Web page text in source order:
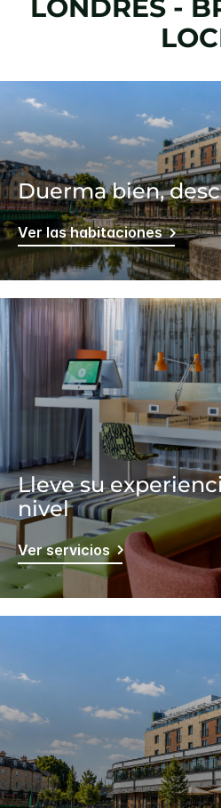
LONDRES -
Duerma bien,
Ver las habitaciones
Lleve su
nivel
Ver servicios